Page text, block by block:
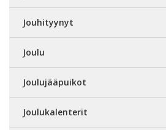
Jouhityynyt
Joulu
Joulujääpuikot
Joulukalenterit